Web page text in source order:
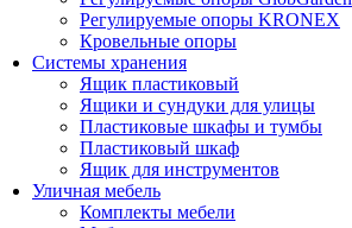
Регулируемые опоры KRONEX
Кровельные опоры
Системы хранения
Ящик пластиковый
Ящики и сундуки для улицы
Пластиковые шкафы и тумбы
Пластиковый шкаф
Ящик для инструментов
Уличная мебель
Комплекты мебели